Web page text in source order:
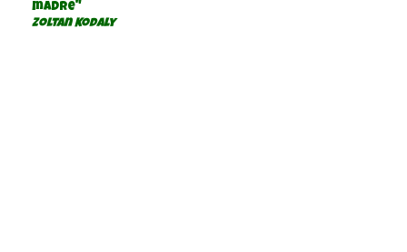
madre"
Zoltan Kodaly